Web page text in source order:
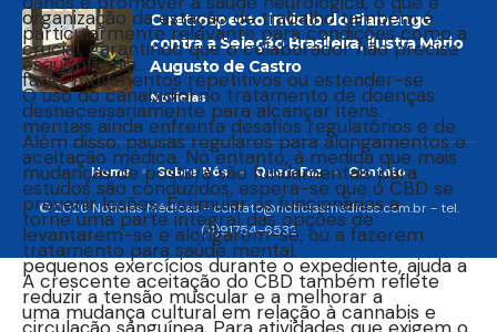
organização da estação de trabalho também é
crucial, garantindo que o colaborador não precise
fazer movimentos repetitivos ou estender-se
desnecessariamente para alcançar itens.
Além disso, pausas regulares para alongamentos e
mudanças de postura são fundamentais para
prevenir lesões. Estimular os funcionários a
levantarem-se e alongarem-se, ou a fazerem
pequenos exercícios durante o expediente, ajuda a
reduzir a tensão muscular e a melhorar a
particularmente relevante para condições como a
esquizofrenia.
O uso do canabidiol no tratamento de doenças
mentais ainda enfrenta desafios regulatórios e de
aceitação médica. No entanto, à medida que mais
estudos são conduzidos, espera-se que o CBD se
torne uma parte integral das opções de
tratamento para saúde mental.
A crescente aceitação do CBD também reflete
uma mudança cultural em relação à cannabis e
O retrospecto invicto do Flamengo
contra a Seleção Brasileira, ilustra Mário
Augusto de Castro
Notícias
© 2026 Notícias Médicas -contato@noticiasmedicas.com.br- tel.
(11)91754-6532
Home Sobre Nós Quem Faz Contato